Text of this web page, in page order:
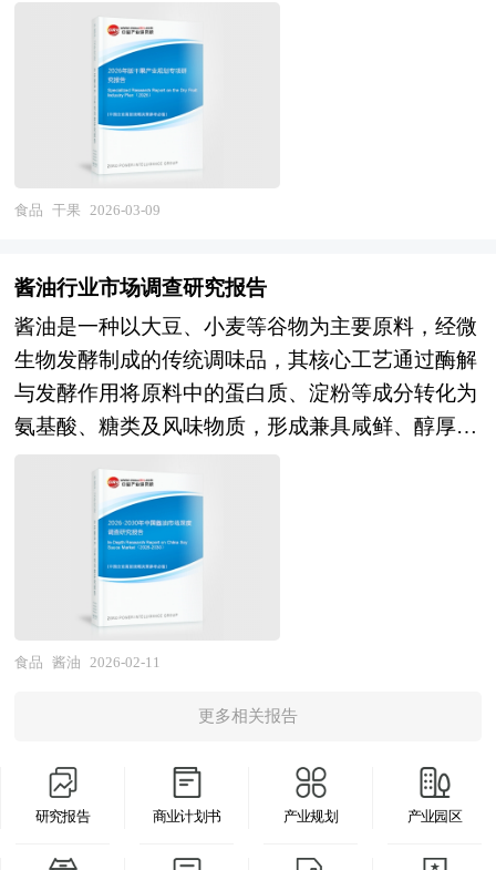
环境足迹；余料利用与循环经济模式。在产业组织
方向，头部品牌全球化布局与并购整合；细分赛道
专业化品牌崛起；供应链数字化与柔性生产，小批
量多口味快速响应；冷链基础设施下沉与成本优
化。 本研究咨询报告由中研普华咨询公司领衔撰
写，在大量周密的市场调研基础上，主要依据了国
淋协会、中国焙烤食品糖制品工业协会冷冻食品专
业委员会、中国行业研究网、全国及海外多种相关
报纸杂志的基础信息等公布和提供的大量资料和数
据，客观、多角度地对中国冰淇淋市场进行了分析
研究。报告在总结中国冰淇淋发展历程的基础上，
势给予了细致和审慎的预测论证。报告资料详实，
图表丰富，既有深入的分析，又有直观的比较，为
冰淇淋企业在激烈的市场竞争中洞察先机，能准确
及时的针对自身环境调整经营策略。
研究及决策咨询报告》外，我们也可以根据企业具
体项目要求专项编写专业定制版，并根据详细要求
合理报价，为企业兼并重组提供全程指引服务。
1、中研普华作为卖方顾问提供的服务内容： 并购
可行性分析、价值评估咨询、业务诊断及分析；寻
找与推荐策略投资者，就交易结构和交易方案设计
提供专业意见；协助准备信息备忘录和投资意向
调并管理投资者的财务，税务和法律尽职调查；协
助卖方回复投资者尽职调查过程中提出的问题和要
求；协助分析公司的整体价值并制定定价策略，协
助设定卖方与潜在投资者谈判的策略；参与卖方与
潜在投资者的谈判并提供现场技术支持；对最终法
分析、项目管理、融资文件准备。 2、中研普华作
为买方顾问提供的服务内容： 财务及税务尽职调
查、目标公司价值分析和定价策略制定；协助政府
沟通和审批、谈判支持和审阅投资文件，确定并购
条件；协助买方筹集、获得、使用必要的资金、提
出具体的收购建议；审阅当地评估师对于目标公司
分析、提供交易架构的设计建议；将审慎性调查的
文书的成文；编制相关的并购公告，提出一个完
善、操作性强并符合收购方需要和自身条件的收购
准确挖掘企业的成长性，已经为众多企业带来了最
专业的研究和最有价值的咨询服务过程。 本研究
咨询报告由中研普华咨询公司领衔撰写，在大量周
密的市场调研基础上，主要依据了国家统计局、国
家商务部、国家发改委、国家经济信息中心、国务
院发展研究中心、国家海关总署、全国商业信息中
料。本报告对国内外有机茶行业的发展状况进行了
深入透彻地分析，对我国行业市场情况、技术现
状、供需形势作了详尽研究，重点分析了国内外重
点企业、行业发展趋势以及行业投资情况，报告还
对有机茶下游行业的发展进行了探讨，是有机茶及
相关企业、投资部门、研究机构准确了解目前中国
市场发展动态，把握有机茶行业发展方向，为企业
经营决策提供重要参考的依据。
源头减少糖分含量。 无糖果汁需符合国家对“无
糖”“低糖”食品的强制标准：例如，中国《预包装
食品营养标签通则》规定，“无糖”指每100毫升饮
料中含糖量≤0.5克，“低糖”则要求≤5克。此外，产
品标签需明确标注糖分含量及是否使用代糖，以保
障消费者知情权。随着健康消费趋势的兴起，无糖
果汁已从单一的功能性饮品发展为涵盖纯果汁、复
分市场，其技术发展正朝着更天然、更营养、更接
近鲜果口感的方向演进。 本报告利用中研普华长
期对无糖果汁行业市场跟踪搜集的一手市场数据，
同时依据国家统计局、国家商务部、国家发改委、
国务院发展研究中心、行业协会、中国行业研究
料，采用与国际同步的科学分析模型，全面而准确
地为您从行业的整体高度来架构分析体系。让您全
面、准确地把握整个无糖果汁行业的市场走向和发
展趋势。 报告对中国无糖果汁行业的内外部环
境、行业发展现状、产业链发展状况、市场供需、
竞争格局、标杆企业、发展趋势、机会风险、发展
无糖果汁行业将面临的机遇与挑战。报告将帮助无
糖果汁行业最新发展动向，及早发现无糖果汁行业
市场的空白点，机会点，增长点和盈利点……准确
前“健康中国”战略深入实施与消费升级持续演进的
背景下，干果产业规划已不再局限于传统的生产布
局与产量目标设定，而是更加注重产业链协同、科
技创新驱动与绿色低碳转型。随着消费者对营养健
康食品的需求日益旺盛，“每日一把坚果”正成为大
众日常膳食的重要组成部分，干果从节庆礼品向日
一结构性变迁。 产业规划一般包括产业发展现
业发展重点方向、产业空间引导和产业发展政策
等。随着中国对外开放程度的深化，经济全球化和
区域化对产业发展的影响显著增强，产业间的竞争
层次和深度也发生了变化。因此，科学预测产业发
展趋势和空间变化态势，对产业发展和规划具有重
要的意义。中研普华拥有28年的产业规划、细分市
场研究及大量项目运作经验，业务覆盖全球。累积
300多个产业园区规划落地项目案例，拥有丰富的
产业园区、特色小镇、田园综合体、文旅地产、智
慧物流、乡村振兴等类型项目规划经验。 中研普
华28年的产业研究服务经验，形成了独特的产业研
究及战略投资一体化服务体系，涉及8000多个细分
了20多万家企事业单位，现已成为中国最具影响力
的产业研究咨询综合服务机构。集团下属研究院的
食品 干果 2026-03-09
酱油行业市场调查研究报告
酱油是一种以大豆、小麦等谷物为主要原料，经微
生物发酵制成的传统调味品，其核心工艺通过酶解
与发酵作用将原料中的蛋白质、淀粉等成分转化为
氨基酸、糖类及风味物质，形成兼具咸鲜、醇厚与
需经历蒸煮、制曲、发酵、压榨、灭菌等多个环
节：原料经蒸煮软化后，接入米曲霉等菌种进行制
曲，使原料中的酶系活化；随后转入发酵阶段，在
盐与水的共同作用下，通过长时间（通常数月）的
天然发酵或现代控温发酵，促进微生物代谢产物的
积累；最终经压榨分离出酱汁，并通过高温灭菌确
析了酱油行业的国内外发展概况、行业的发展环
等）、竞争分析（行业集中度、竞争格局、竞争组
群、竞争因素等）、产品价格分析、用户分析、替
代品和互补品分析、行业主导驱动因素、行业渠道
食品 酱油 2026-02-11
更多相关报告
研究报告 商业计划书 产业规划 产业园区